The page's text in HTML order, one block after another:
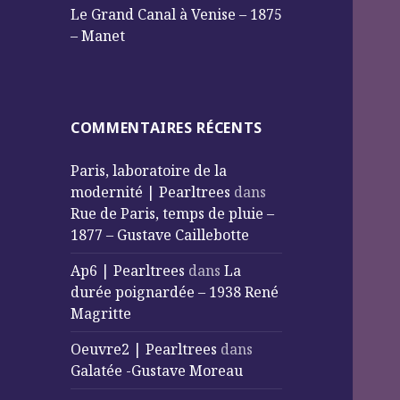
Le Grand Canal à Venise – 1875
– Manet
COMMENTAIRES RÉCENTS
Paris, laboratoire de la
modernité | Pearltrees dans
Rue de Paris, temps de pluie –
1877 – Gustave Caillebotte
Ap6 | Pearltrees dansLa
durée poignardée – 1938 René
Magritte
Oeuvre2 | Pearltrees dans
Galatée -Gustave Moreau